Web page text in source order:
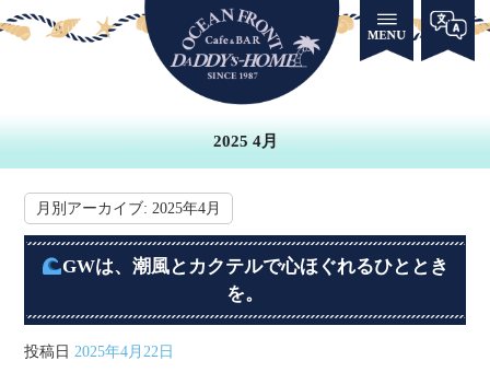
2025 4月
月別アーカイブ:2025年4月
GWは、潮風とカクテルで心ほぐれるひととき
を。
投稿日 2025年4月22日